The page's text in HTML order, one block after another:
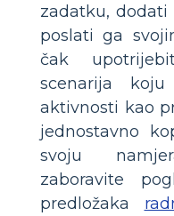
zadatku,
poslati ga
čak
scenarija
aktivnosti kao
jednostavno
svoju
zaboravite
predložaka